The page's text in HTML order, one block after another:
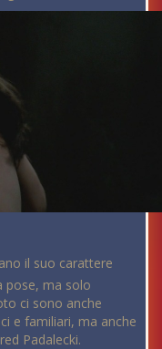
il suo carattere
pose, ma solo
ci sono anche
e familiari, ma anche
Padalecki.